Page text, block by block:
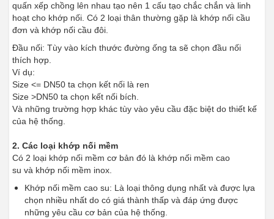
quấn xếp chồng lên nhau tạo nên 1 cấu tạo chắc chắn và linh
hoạt cho khớp nối. Có 2 loại thân thường gặp là khớp nối cầu
đơn và khớp nối cầu đôi.
Đầu nối: Tùy vào kích thước đường ống ta sẽ chọn đầu nối
thích hợp.
Ví dụ:
Size <= DN50 ta chọn kết nối là ren
Size >DN50 ta chọn kết nối bích.
Và những trường hợp khác tùy vào yêu cầu đặc biệt do thiết kế
của hệ thống.
2. Các loại khớp nối mềm
Có 2 loại khớp nối mềm cơ bản đó là khớp nối mềm cao
su và khớp nối mềm inox.
Khớp nối mềm cao su: Là loại thông dụng nhất và được lựa
chọn nhiều nhất do có giá thành thấp và đáp ứng được
những yêu cầu cơ bản của hệ thống.